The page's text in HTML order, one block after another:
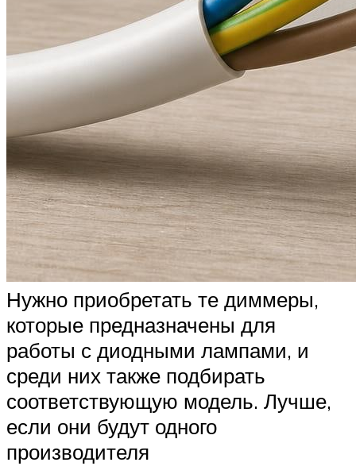
Нужно приобретать те диммеры,
которые предназначены для
работы с диодными лампами, и
среди них также подбирать
соответствующую модель. Лучше,
если они будут одного
производителя